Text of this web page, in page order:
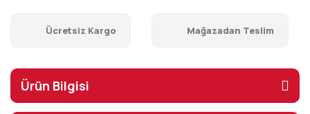
Ücretsiz Kargo Mağazadan Teslim
Ürün Bilgisi